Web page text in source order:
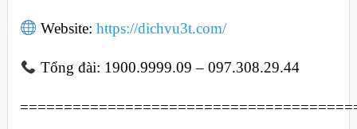
Website:https://dichvu3t.com/
Tổng đài: 1900.9999.09 – 097.308.29.44